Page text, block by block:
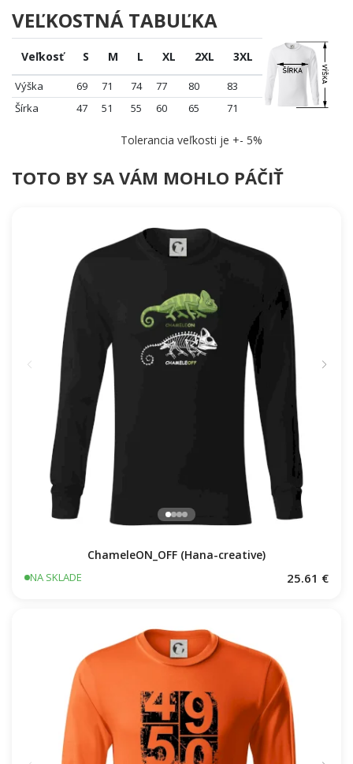
VEĽKOSTNÁ TABUĽKA
Veľkosť S M L XL 2XL 3XL
Výška 69 71 74 77 80
83
Šírka
47 51 55 60 65 71
Tolerancia veľkosti je +- 5%
TOTO BY SA VÁM MOHLO PÁČIŤ
ChameleON_OFF (Hana-creative)
NA SKLADE 25.61 €